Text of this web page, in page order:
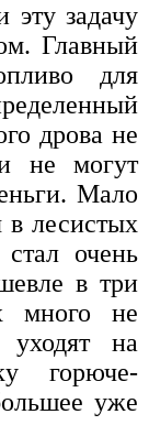
задачу
Главный
для
дрова не
не могут
Мало
в лесистых
очень
в три
много не
уходят на
горюче-
уже